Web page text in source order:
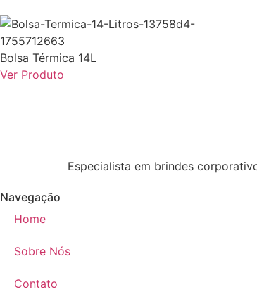
Bolsa Térmica 14L
Ver Produto
Especialista em brindes
Navegação
Home
Sobre Nós
Contato